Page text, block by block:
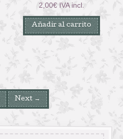
2,00€ IVA incl.
Añadir al carrito
Next →